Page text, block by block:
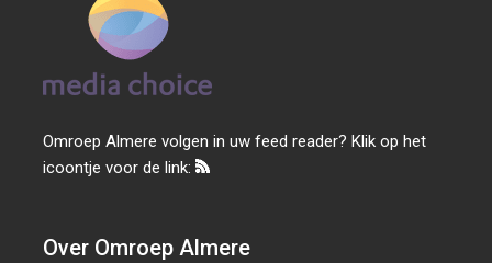
Omroep Almere volgen in uw feed reader? Klik op het
icoontje voor de link:
Over Omroep Almere